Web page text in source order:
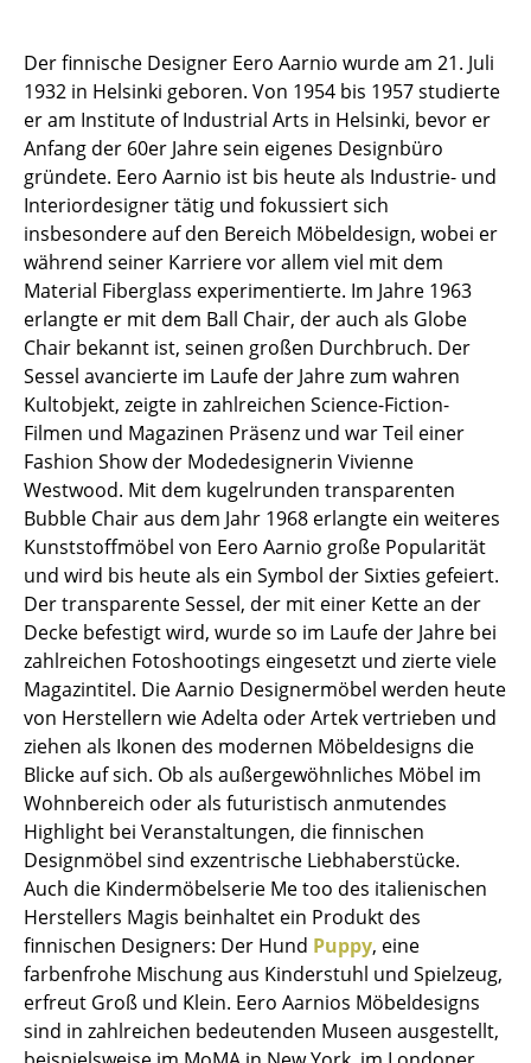
Einzelteile
... alle Aufbewahrungsmöbel
Licht
Hängeleuchten & Deckenleuchten
Tischleuchten
Schreibtischleuchten
Stehleuchten & Leseleuchten
Bodenleuchten
Wandleuchten
Outdoor-Leuchten
Akkuleuchten
... alle Leuchten
Betten
Doppelbetten
Einzelbetten
Stapelbetten
Kinderbetten
Nachttische & Bettzubehör
... alle Betten
Accessoires
Uhren
Der finnische Designer Eero Aarnio wurde am 21. Juli
1932 in Helsinki geboren. Von 1954 bis 1957 studierte
er am Institute of Industrial Arts in Helsinki, bevor er
Anfang der 60er Jahre sein eigenes Designbüro
gründete. Eero Aarnio ist bis heute als Industrie- und
Interiordesigner tätig und fokussiert sich
insbesondere auf den Bereich Möbeldesign, wobei er
während seiner Karriere vor allem viel mit dem
Material Fiberglass experimentierte. Im Jahre 1963
erlangte er mit dem Ball Chair, der auch als Globe
Chair bekannt ist, seinen großen Durchbruch. Der
Sessel avancierte im Laufe der Jahre zum wahren
Kultobjekt, zeigte in zahlreichen Science-Fiction-
Filmen und Magazinen Präsenz und war Teil einer
Fashion Show der Modedesignerin Vivienne
Westwood. Mit dem kugelrunden transparenten
Bubble Chair aus dem Jahr 1968 erlangte ein weiteres
Kunststoffmöbel von Eero Aarnio große Popularität
und wird bis heute als ein Symbol der Sixties gefeiert.
Der transparente Sessel, der mit einer Kette an der
Decke befestigt wird, wurde so im Laufe der Jahre bei
zahlreichen Fotoshootings eingesetzt und zierte viele
Magazintitel. Die Aarnio Designermöbel werden heute
von Herstellern wie Adelta oder Artek vertrieben und
ziehen als Ikonen des modernen Möbeldesigns die
Blicke auf sich. Ob als außergewöhnliches Möbel im
Wohnbereich oder als futuristisch anmutendes
Highlight bei Veranstaltungen, die finnischen
Designmöbel sind exzentrische Liebhaberstücke.
Auch die Kindermöbelserie Me too des italienischen
Herstellers Magis beinhaltet ein Produkt des
finnischen Designers: Der Hund Puppy, eine
farbenfrohe Mischung aus Kinderstuhl und Spielzeug,
erfreut Groß und Klein. Eero Aarnios Möbeldesigns
sind in zahlreichen bedeutenden Museen ausgestellt,